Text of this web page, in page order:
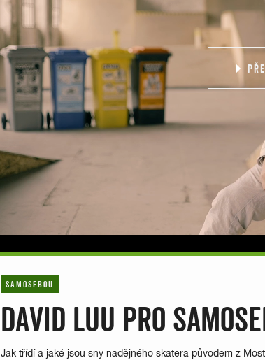
SAMOSEBOU
DAVID LUU PRO
Jak třídí a jaké jsou sny nadějného skatera původem z